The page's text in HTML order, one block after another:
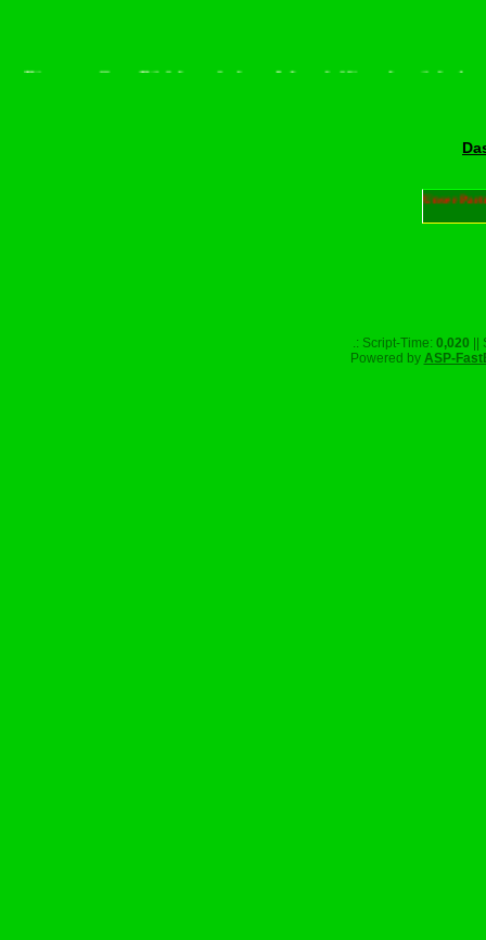
Bitte scrollen–Rädchen drehen–Wurschdfingr bewächn!
.: Script-Time: 0,020
Powered by ASP-